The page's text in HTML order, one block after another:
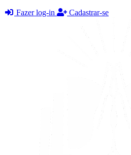
Fazer log-in
Cadastrar-se